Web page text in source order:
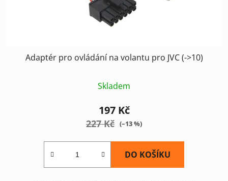
Adaptér pro ovládání na volantu pro JVC (->10)
Skladem
197 Kč
227 Kč (–13 %)
DO KOŠÍKU